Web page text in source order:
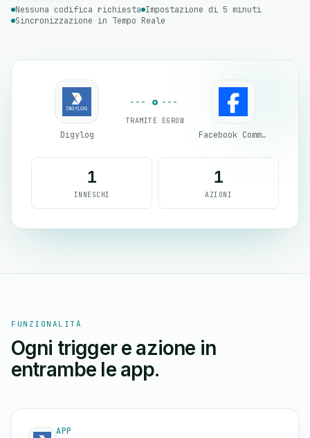
Nessuna codifica richiesta Impostazione di 5 minuti
Sincronizzazione in Tempo Reale
Digylog
TRAMITE EGROW
Facebook Commerce
1
INNESCHI
1
AZIONI
FUNZIONALITÀ
Ogni trigger e azione in
entrambe le app.
APP